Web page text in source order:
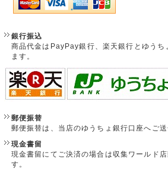
銀行振込
商品代金はPayPay銀行、楽天銀行とゆうち
ます。
郵便振替
郵便振替は、当店のゆうちょ銀行口座へご送
現金書留
現金書留にてご決済の場合は収集ワールド
す。